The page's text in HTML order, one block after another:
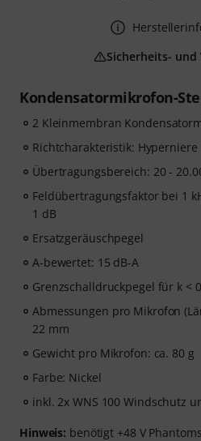
Kondensatormikrofon-
2 Kleinmembran
Richtcharakteristik: Hyperniere
Übertragungsbereich: 20 -
Feldübertragungsfaktor bei 1
1 dB
Ersatzgeräuschpegel
A-bewertet: 15 dB-A
Grenzschalldruckpegel für k <
Abmessungen pro Mikrofon
22 mm
Gewicht pro Mikrofon: ca. 80 g
Farbe: Nickel
inkl. 2x WNS 100 Windschutz
Hinweis: benötigt +48 V
Sicherheits- und